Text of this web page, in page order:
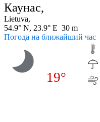
Каунас,
Lietuva,
54.9° N, 23.9° E 30 m
Погода на ближайший час
19°